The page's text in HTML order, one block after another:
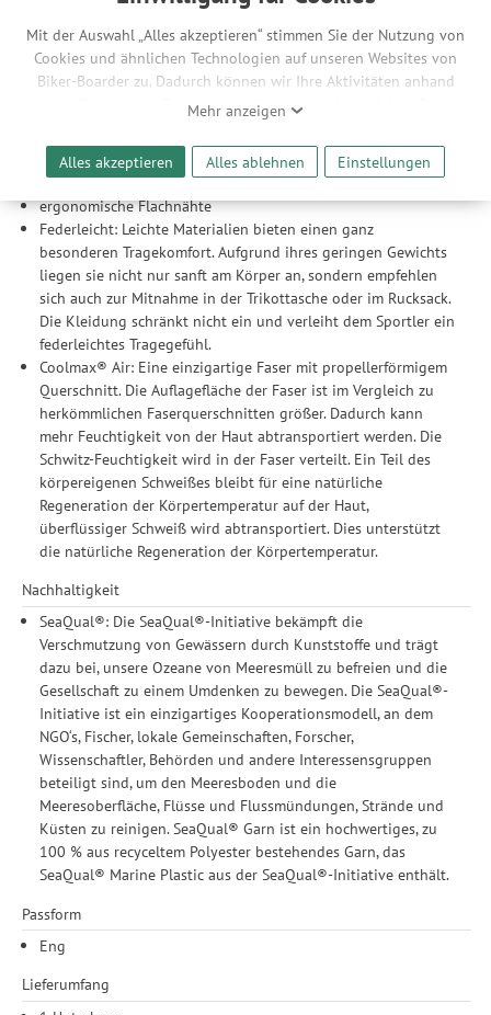
Mit der Auswahl „Alles akzeptieren“ stimmen Sie der Nutzung von
Cookies und ähnlichen Technologien auf unseren Websites von
Biker-Boarder zu. Dadurch können wir Ihre Aktivitäten anhand
Ihrer Geräte- und Browsereinstellungen nachvollziehen. Dies
Werbeanzeigen für Sie bereitzustellen sowie Funktionalitäten
unserer Website sicherzustellen und stetig zu verbessern. Dabei
werden Ihre Daten auch an Drittanbieter und Werbepartner
weitergegeben. Die Verarbeitung erfolgt ausschließlich zum
Zwecke der Einbindung von Streaming-Inhalten und der
Durchführung von statistischer Analyse, Reichweitenmessungen,
Produktempfehlungen und nutzungsbasierter Werbung.
Informationen zu den einzelnen Funktionen, den Drittanbietern
und der Speicherdauer finden Sie unter Einstellungen. Diese
Einwilligung ist freiwillig, für die Nutzung unserer Website nicht
erforderlich und gilt, bis sie widerrufen wird. Sie können Ihre
Einwilligung unter Einstellungen lediglich für bestimmte
Drittanbieter erteilen und jederzeit für die Zukunft widerrufen.
Mehr anzeigen
Alles akzeptieren Alles ablehnen Einstellungen
flacher, stoffbezogener Stretchbund
Material / Konstruktion
ultraleichtes, hochelastisches Funktionsmaterial
re- und upcyceltes Polyester
strategisch platzierte Mesh-Einsätze
ergonomische Flachnähte
Federleicht: Leichte Materialien bieten einen ganz
besonderen Tragekomfort. Aufgrund ihres geringen Gewichts
liegen sie nicht nur sanft am Körper an, sondern empfehlen
sich auch zur Mitnahme in der Trikottasche oder im Rucksack.
Die Kleidung schränkt nicht ein und verleiht dem Sportler ein
federleichtes Tragegefühl.
Coolmax® Air: Eine einzigartige Faser mit propellerförmigem
Querschnitt. Die Auflagefläche der Faser ist im Vergleich zu
herkömmlichen Faserquerschnitten größer. Dadurch kann
mehr Feuchtigkeit von der Haut abtransportiert werden. Die
Schwitz-Feuchtigkeit wird in der Faser verteilt. Ein Teil des
körpereigenen Schweißes bleibt für eine natürliche
Regeneration der Körpertemperatur auf der Haut,
überflüssiger Schweiß wird abtransportiert. Dies unterstützt
die natürliche Regeneration der Körpertemperatur.
Nachhaltigkeit
SeaQual®: Die SeaQual®-Initiative bekämpft die
Verschmutzung von Gewässern durch Kunststoffe und trägt
dazu bei, unsere Ozeane von Meeresmüll zu befreien und die
Gesellschaft zu einem Umdenken zu bewegen. Die SeaQual®-
Initiative ist ein einzigartiges Kooperationsmodell, an dem
NGO‘s, Fischer, lokale Gemeinschaften, Forscher,
Wissenschaftler, Behörden und andere Interessensgruppen
beteiligt sind, um den Meeresboden und die
Meeresoberfläche, Flüsse und Flussmündungen, Strände und
Küsten zu reinigen. SeaQual® Garn ist ein hochwertiges, zu
100 % aus recyceltem Polyester bestehendes Garn, das
SeaQual® Marine Plastic aus der SeaQual®-Initiative enthält.
Passform
Eng
Lieferumfang